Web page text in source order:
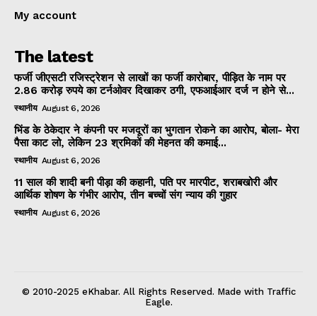
My account
The latest
फर्जी जीएसटी रजिस्ट्रेशन से लाखों का फर्जी कारोबार, पीड़ित के नाम पर
2.86 करोड़ रुपये का टर्नओवर दिखाकर ठगी, एफआईआर दर्ज न होने से...
स्थानीय August 6, 2026
भिंड के ठेकेदार ने कंपनी पर मजदूरों का भुगतान रोकने का आरोप, बोला- मेरा
पैसा काट लो, लेकिन 23 श्रमिकों की मेहनत की कमाई...
स्थानीय August 6, 2026
11 साल की शादी बनी पीड़ा की कहानी, पति पर मारपीट, शराबखोरी और
आर्थिक शोषण के गंभीर आरोप, तीन बच्चों संग न्याय की गुहार
स्थानीय August 6, 2026
© 2010-2025 eKhabar. All Rights Reserved. Made with Traffic
Eagle.